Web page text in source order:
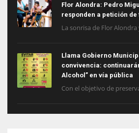
Flor Alondra: Pedro
responden a petición
La sonrisa de Flor Alondra
Llama Gobierno
convivencia:
Alcohol” en vía pública
Con el objetivo de